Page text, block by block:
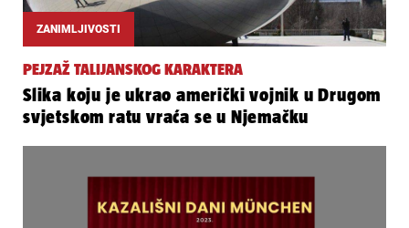
ZANIMLJIVOSTI
PEJZAŽ TALIJANSKOG KARAKTERA
Slika koju je ukrao američki vojnik u Drugom
svjetskom ratu vraća se u Njemačku